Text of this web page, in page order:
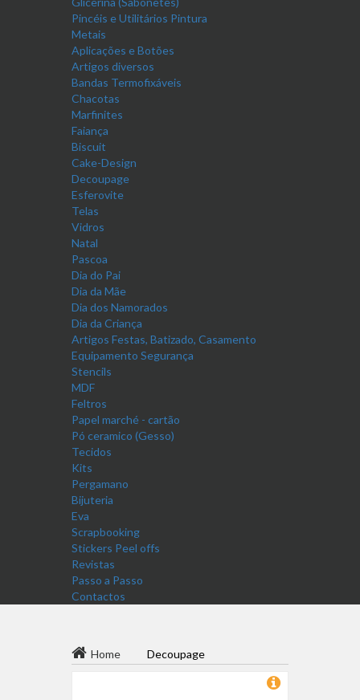
Pincéis e Utilitários Pintura
Metais
Aplicações e Botões
Artigos diversos
Bandas Termofixáveis
Chacotas
Marfinites
Faiança
Biscuit
Cake-Design
Decoupage
Esferovite
Telas
Vidros
Natal
Pascoa
Dia do Pai
Dia da Mãe
Dia dos Namorados
Dia da Criança
Artigos Festas, Batizado, Casamento
Equipamento Segurança
Stencils
MDF
Feltros
Papel marché - cartão
Pó ceramico (Gesso)
Tecidos
Kits
Pergamano
Bijuteria
Eva
Scrapbooking
Stickers Peel offs
Revistas
Passo a Passo
Contactos
Home Decoupage